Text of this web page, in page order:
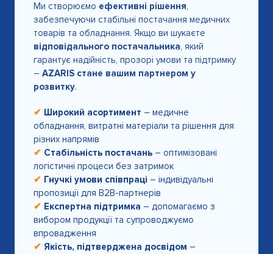
Ми створюємо ефективні рішення,
забезпечуючи стабільні постачання медичних
товарів та обладнання. Якщо ви шукаєте
відповідального постачальника, який
гарантує надійність, прозорі умови та підтримку
– AZARIS стане вашим партнером у
розвитку.
✔ Широкий асортимент – медичне
обладнання, витратні матеріали та рішення для
різних напрямів
✔ Стабільність постачань – оптимізовані
логістичні процеси без затримок
✔ Гнучкі умови співпраці – індивідуальні
пропозиції для B2B-партнерів
✔ Експертна підтримка – допомагаємо з
вибором продукції та супроводжуємо
впровадження
✔ Якість, підтверджена досвідом –